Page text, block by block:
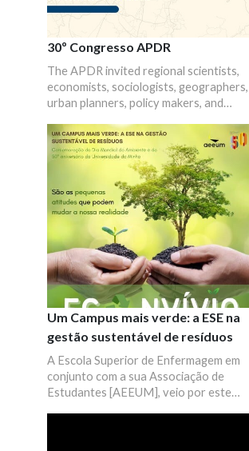
inquietações do presente e na projeção
do que poderiam ser os desafios
futuros à escala global.
30º Congresso APDR
The APDR invited regional scientists,
economists, sociologists, geographers,
urban planners, policy makers, and
participate in the 30th APDR Congress
with the theme “Sustainability
Development Challenges of Territories
in Contexts of Uncertainties due to
External Shocks and Risks”.
Um Campus mais verde: a ESE na
gestão sustentável de resíduos
A Escola Superior de Enfermagem em
conjunto com a sua Associação de
Estudantes [AEEUM], veio por este